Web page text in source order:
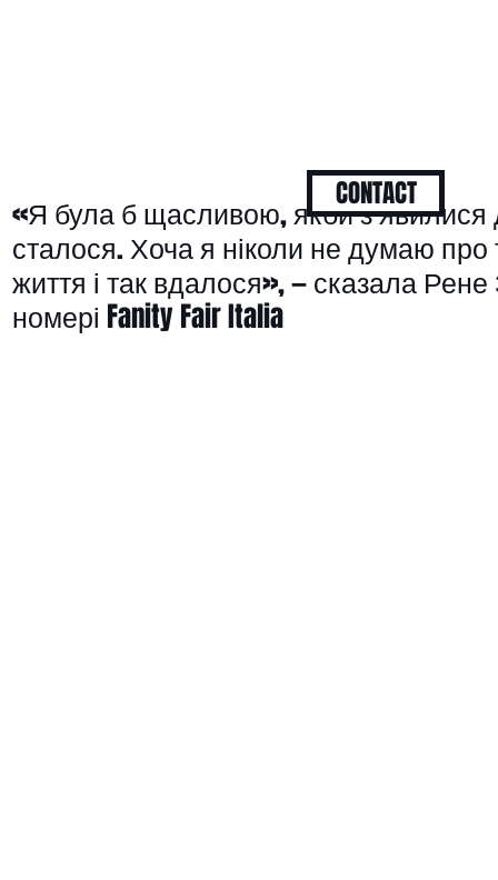
«Я була б щасливою, якби з’явилися
сталося. Хоча я ніколи не думаю
життя і так вдалося», — сказала
номері Fanity Fair Italia
CONTACT